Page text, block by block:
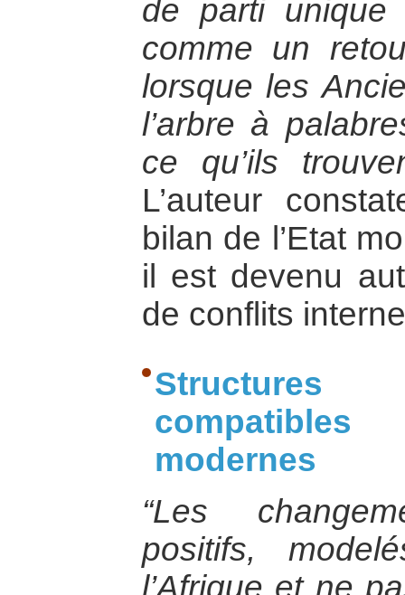
de parti unique
comme un
lorsque les
l’arbre à
ce qu’ils
L’auteur
bilan de l’Etat
il est devenu
de conflits
Structures
modernes
“Les
positifs,
l’Afrique et ne